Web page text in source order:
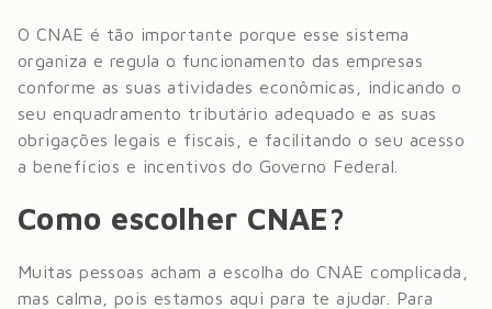
O CNAE é tão importante porque esse sistema
organiza e regula o funcionamento das empresas
conforme as suas atividades econômicas, indicando o
seu enquadramento tributário adequado e as suas
obrigações legais e fiscais, e facilitando o seu acesso
a benefícios e incentivos do Governo Federal.
Como escolher CNAE?
Muitas pessoas acham a escolha do CNAE complicada,
mas calma, pois estamos aqui para te ajudar. Para